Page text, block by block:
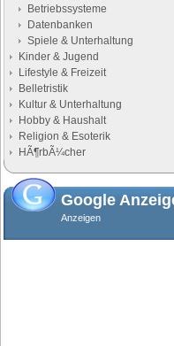
Betriebssysteme
Datenbanken
Spiele & Unterhaltung
Kinder & Jugend
Lifestyle & Freizeit
Belletristik
Kultur & Unterhaltung
Hobby & Haushalt
Religion & Esoterik
HÃ¶rbÃ¼cher
Google
Anzeigen